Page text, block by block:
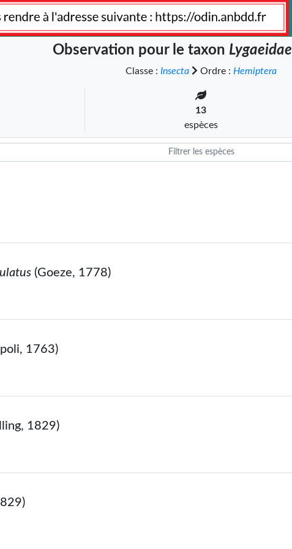
Observation pour le taxon Lygaeidae
Classe : Insecta Ordre : Hemiptera
13
espèces
(Goeze, 1778)
1763)
1829)